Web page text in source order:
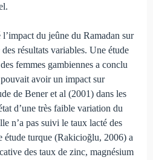
du jeûne du Ramadan sur
résultats variables. Une étude
femmes gambiennes a conclu
avoir un impact sur
de Bener et al (2001) dans les
d’une très faible variation du
n’a pas suivi le taux lacté des
étude turque (Rakicioğlu, 2006) a
des taux de zinc, magnésium